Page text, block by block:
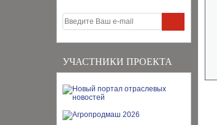
УЧАСТНИКИ ПРОЕКТА